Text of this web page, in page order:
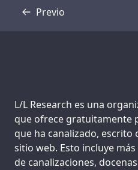
Previo
Transcripción
Support us:
L/L Research es una
que ofrece gratuitamente
que ha canalizado, escrito
sitio web. Esto incluye
de canalizaciones,